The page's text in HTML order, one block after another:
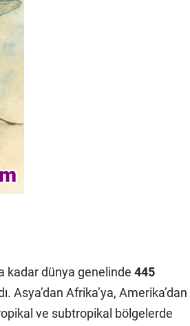
kadar dünya genelinde 445
Asya’dan Afrika’ya, Amerika’dan
ve subtropikal bölgelerde